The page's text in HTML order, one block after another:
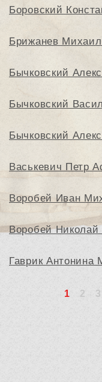
Боровский
Брижанев
Бычковский
Бычковский
Бычковский
Васькевич Петр
Воробей Иван
Воробей Николай
Гаврик Антонина
1 2 3